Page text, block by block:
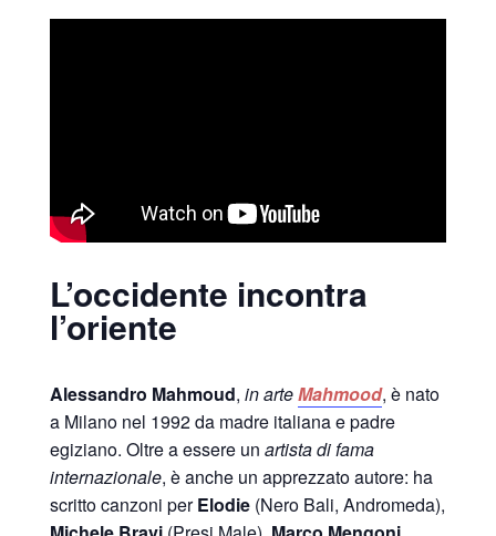
L’occidente incontra
l’oriente
Alessandro Mahmoud, in arteMahmood, è nato
a Milano nel 1992 da madre italiana e padre
egiziano. Oltre a essere un artista di fama
internazionale, è anche un apprezzato autore: ha
scritto canzoni perElodie(Nero Bali, Andromeda),